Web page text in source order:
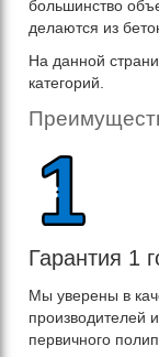
большинство
делаются из
На данной
категорий.
Гарантия 1
Мы уверены в
производителей
первичного